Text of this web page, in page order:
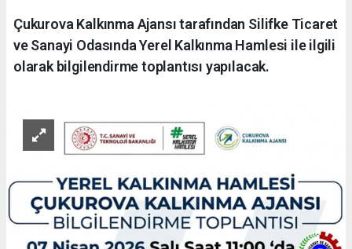
Çukurova Kalkınma Ajansı tarafından Silifke Ticaret
ve Sanayi Odasında Yerel Kalkınma Hamlesi ile ilgili
olarak bilgilendirme toplantısı yapılacak.